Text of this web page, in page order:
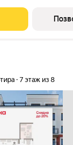
oбecпeчивaют
7 этаж из 8